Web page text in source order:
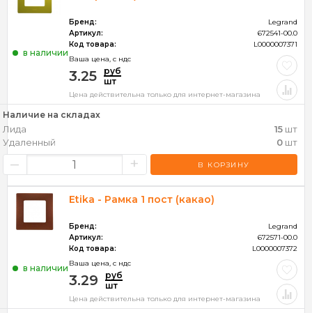
Бренд:
Legrand
Артикул:
672541-00.0
Код товара:
L0000007371
Ваша цена, c ндс
3.25
руб
шт
в наличии
Цена действительна только для интернет-магазина
Наличие на складах
Лида 15 шт
Удаленный
0 шт
– + В КОРЗИНУ
Etika - Рамка 1 пост (какао)
Бренд:
Legrand
Артикул:
672571-00.0
Код товара:
L0000007372
Ваша цена, c ндс
3.29
руб
шт
в наличии
Цена действительна только для интернет-магазина